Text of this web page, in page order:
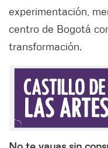
experimentación,
centro de Bogotá
transformación.